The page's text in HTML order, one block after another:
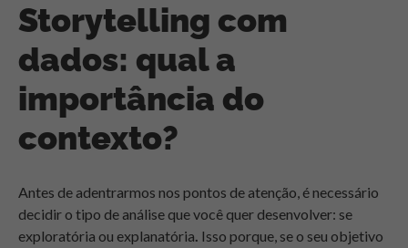
Storytelling com
dados: qual a
importância do
contexto?
Antes de adentrarmos nos pontos de atenção, é necessário
decidir o tipo de análise que você quer desenvolver: se
exploratória ou explanatória. Isso porque, se o seu objetivo